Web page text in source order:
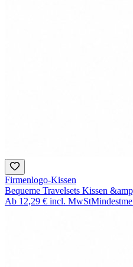
Firmenlogo-Kissen
Bequeme Travelsets Kissen
Ab 12,29 € incl. MwSt